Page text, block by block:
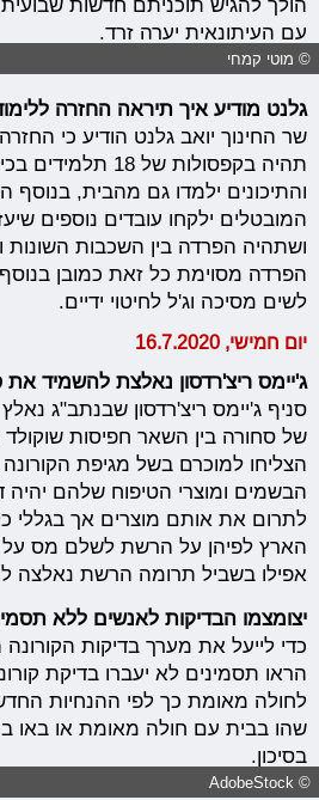
הולך להגיש תוכניתם חדשות שבועית
עם העיתונאית יערה זרד.
© מוטי קמחי
גלנט מודיע איך תיראה החזרה
שר החינוך יואב גלנט הודיע כי
תהיה בקפסולות של
והתיכונים ילמדו גם מהבית, בנוסף
המובטלים ילקחו עובדים נוספים
ושתהיה הפרדה בין השכבות השונות
הפרדה מסוימת כל זאת כמובן
לשים מסיכה וג'ל לחיטוי ידיים.
יום חמישי, 16.7.2020
ג'יימס ריצ'רדסון נאלצת להשמיד
סניף ג'יימס ריצ'רדסון שבנתב"ג
של סחורה בין השאר חפיסות שוקולד
הצליחו למוכרם בשל מגיפת
הבשמים ומוצרי הטיפוח שלהם
לתרום את אותם מוצרים אך בגללי
הארץ לפיהן על הרשת לשלם מס
אפילו בשביל תרומה הרשת נאלצה
יצומצמו הבדיקות לאנשים ללא
כדי לייעל את מערך בדיקות
הראו תסמינים לא יעברו בדיקת
לחולה מאומת כך לפי ההנחיות
שהו בבית עם חולה מאומת או באו
בסיכון.
© AdobeStock